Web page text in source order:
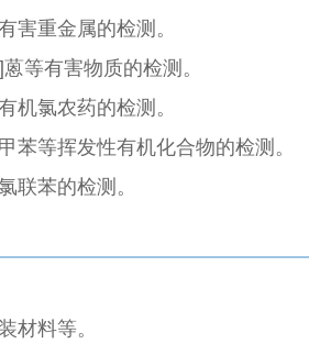
害重金属的检测。
等有害物质的检测。
机氯农药的检测。
苯等挥发性有机化合物的检测。
联苯的检测。
材料等。